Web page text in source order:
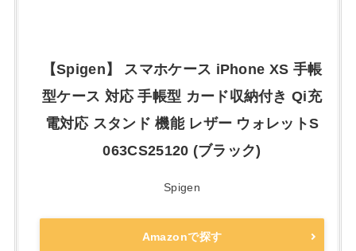
【Spigen】 スマホケース iPhone XS 手帳
型ケース 対応 手帳型 カード収納付き Qi充
電対応 スタンド 機能 レザー ウォレットS
063CS25120 (ブラック)
Spigen
Amazonで探す